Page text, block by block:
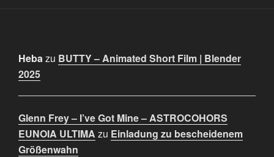
Hebazu BUTTY – Animated Short Film | Blender
2025
Glenn Frey – I’ve Got Mine – ASTROCOHORS
EUNOIA ULTIMA zu Einladung zu bescheidenem
Größenwahn